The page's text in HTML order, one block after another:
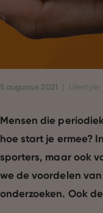
5 augustus 2021 | Lifestyle
Mensen die
hoe start je ermee?
sporters, maar ook
we de voordelen
onderzoeken. Ook